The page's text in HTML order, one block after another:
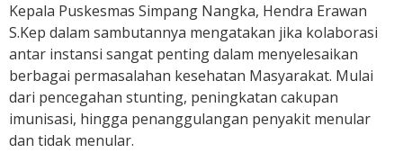
g
k
a
G
e
l
Kepala Puskesmas Simpang Nangka, Hendra Erawan
S.Kep dalam sambutannya mengatakan jika kolaborasi
antar instansi sangat penting dalam menyelesaikan
berbagai permasalahan kesehatan Masyarakat. Mulai
dari pencegahan stunting, peningkatan cakupan
imunisasi, hingga penanggulangan penyakit menular
dan tidak menular.